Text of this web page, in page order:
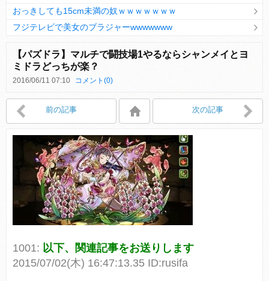
Powered by livedoor 相互RSS
おっきしても15cm未満の奴ｗｗｗｗｗｗｗ
フジテレビで美女のブラジャーwwwwwww
【パズドラ】マルチで闘技場1やるならシャンメイとヨ
ミドラどっちが楽？
2016/06/11 07:10 コメント(0)
前の記事 次の記事
1001: 以下、関連記事をお送りします
2015/07/02(木) 16:47:13.35 ID:rusifa